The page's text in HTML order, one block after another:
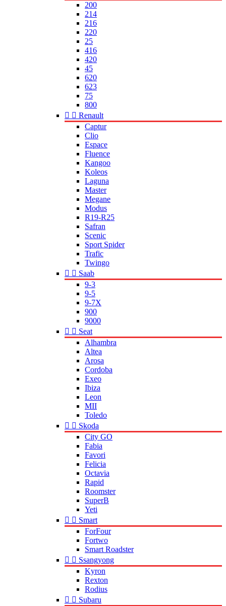
200
214
216
220
25
416
420
45
620
623
75
800
  Renault
Captur
Clio
Espace
Fluence
Kangoo
Koleos
Laguna
Master
Megane
Modus
R19-R25
Safran
Scenic
Sport Spider
Trafic
Twingo
  Saab
9-3
9-5
9-7X
900
9000
  Seat
Alhambra
Altea
Arosa
Cordoba
Exeo
Ibiza
Leon
MII
Toledo
  Skoda
City GO
Fabia
Favori
Felicia
Octavia
Rapid
Roomster
SuperB
Yeti
  Smart
ForFour
Fortwo
Smart Roadster
  Ssangyong
Kyron
Rexton
Rodius
  Subaru